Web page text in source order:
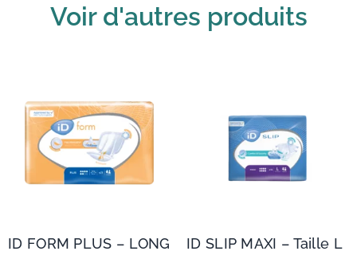
Voir d'autres produits
ID FORM PLUS – LONG ID SLIP MAXI – Taille L